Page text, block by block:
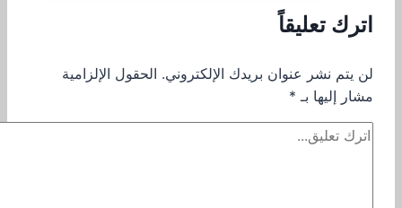
اترك تعليقاً
لن يتم نشر عنوان بريدك الإلكتروني. الحقول الإلزامية
مشار إليها بـ *